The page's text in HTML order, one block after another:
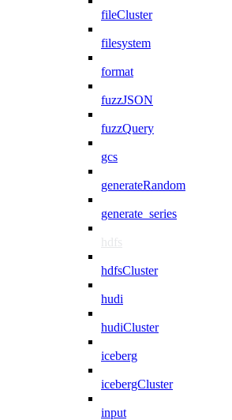
fileCluster
filesystem
format
fuzzJSON
fuzzQuery
gcs
generateRandom
generate_series
hdfs
hdfsCluster
hudi
hudiCluster
iceberg
icebergCluster
input